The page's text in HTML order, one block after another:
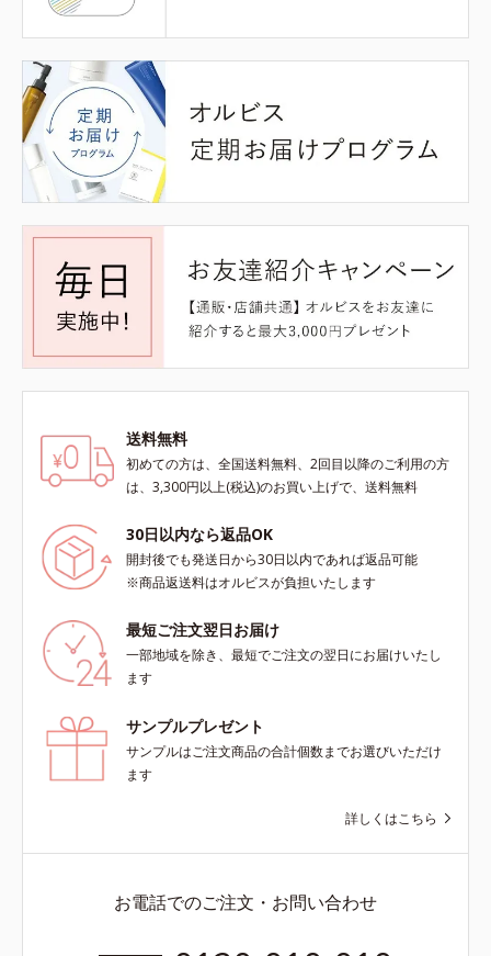
送料無料
初めての方は、全国送料無料、2回目以降のご利用の方
は、3,300円以上(税込)のお買い上げで、送料無料
30日以内なら返品OK
開封後でも発送日から30日以内であれば返品可能
※商品返送料はオルビスが負担いたします
最短ご注文翌日お届け
一部地域を除き、最短でご注文の翌日にお届けいたし
ます
サンプルプレゼント
サンプルはご注文商品の合計個数までお選びいただけ
ます
詳しくはこちら
お電話でのご注文・お問い合わせ